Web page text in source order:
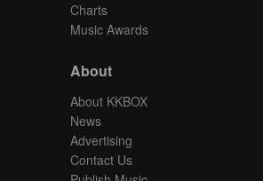
Charts
Music Awards
About
About KKBOX
News
Advertising
Contact Us